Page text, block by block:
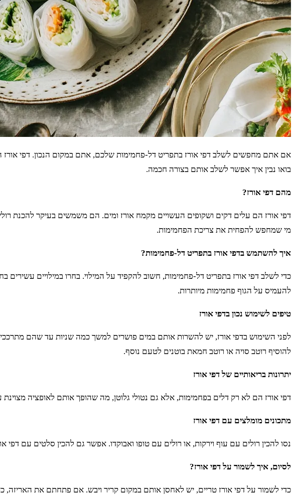
אם אתם מחפשים לשלב דפי אורז בתפריט דל-פחמימות שלכם, אתם במקום הנכון. דפי
בואו נבין איך אפשר לשלב אותם בצורה חכמה.
מהם דפי אורז?
דפי אורז הם עלים דקים ושקופים העשויים מקמח אורז ומים. הם משמשים בעיקר להכנת
מי שמחפש להפחית את צריכת הפחמימות.
איך להשתמש בדפי אורז בתפריט דל-פחמימות?
כדי לשלב דפי אורז בתפריט דל-פחמימות, חשוב להקפיד על המילוי. בחרו במילויים עשירים
להעמיס על הגוף פחמימות מיותרות.
טיפים לשימוש נכון בדפי אורז
לפני השימוש בדפי אורז, יש להשרות אותם במים פושרים למשך כמה שניות עד שהם
להוסיף רוטב סויה או רוטב חמאת בוטנים לטעם נוסף.
יתרונות בריאותיים של דפי אורז
דפי אורז הם לא רק דלים בפחמימות, אלא גם נטולי גלוטן, מה שהופך אותם לאופציה
מתכונים מומלצים עם דפי אורז
נסו להכין רולים עם עוף וירקות, או רולים עם טופו ואבוקדו. אפשר גם להכין סלטים עם
לסיום, איך לשמור על דפי אורז?
כדי לשמור על דפי אורז טריים, יש לאחסן אותם במקום קריר ויבש. אם פתחתם את האריזה,